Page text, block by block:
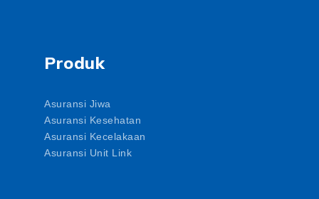
Produk
Asuransi Jiwa
Asuransi Kesehatan
Asuransi Kecelakaan
Asuransi Unit Link